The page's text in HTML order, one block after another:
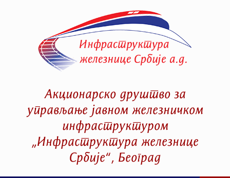
Акционарско друштво за
управљање јавном железничком
инфраструктуром
„Инфраструктура железнице
Србије“, Београд